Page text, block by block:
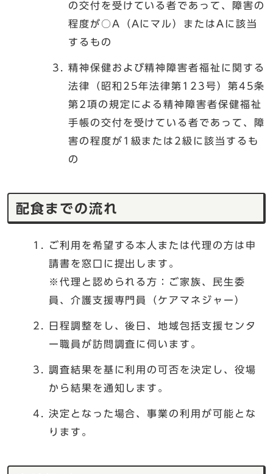
の交付を受けている者であって、障害の
程度が○A（Aにマル）またはAに該当
するもの
精神保健および精神障害者福祉に関する
法律（昭和25年法律第123号）第45条
第2項の規定による精神障害者保健福祉
手帳の交付を受けている者であって、障
害の程度が1級または2級に該当するも
の
配食までの流れ
ご利用を希望する本人または代理の方は申
請書を窓口に提出します。
※代理と認められる方：ご家族、民生委
員、介護支援専門員（ケアマネジャー）
日程調整をし、後日、地域包括支援センタ
ー職員が訪問調査に伺います。
調査結果を基に利用の可否を決定し、役場
から結果を通知します。
決定となった場合、事業の利用が可能とな
ります。